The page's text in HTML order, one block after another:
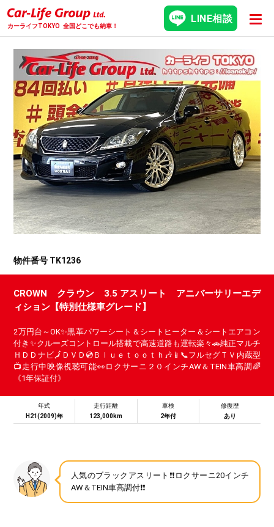
カーライフTOKYO 全国どこでも納車！
LINE相談
物件番号 TK1236
CROWN クラウン 3.5 アスリート アニバーサリーエデ
ィション【特別仕様車グレード】
2万円台～OK✨黒革パワーシート＆シートヒーター＆シートエアコン
付き✨クルーズコントロール搭載で高速道路も運転楽々🚗純正マルチ
ＨＤＤナビ🗾ＤＶＤ💿Ｂｌｕｅｔｏｏｔｈ🎶📱📞フルセグＴＶ内蔵型
📺走行中映像視聴可能👀ロクサーニ２０インチAW＆TEIN車高調🌈
《1年保証付》
年式
H21(2009)年
走行距離
123,000km
車検
2年付
修復歴
あり
人気のブラックアスリート❗❗ロクサーニ20インチ
AW＆TEIN車高調付❗❗